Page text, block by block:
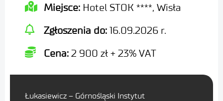
Miejsce:Hotel STOK ****, Wisła
Zgłoszenia do: 16.09.2026 r.
Cena:2 900 zł + 23% VAT
Łukasiewicz – Górnośląski Instytut